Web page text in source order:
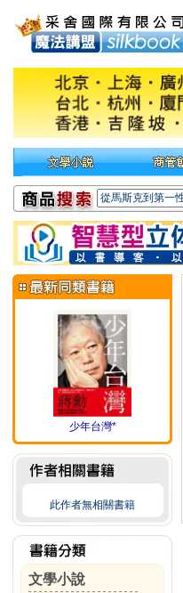
少年台灣*
此作者無相關書籍
文學小說